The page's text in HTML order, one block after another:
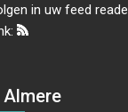
in uw feed
Almere